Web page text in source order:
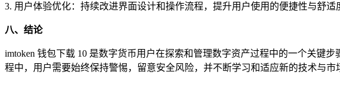
3. 用户体验优化：持续改进界面设计和操作流程，提升用户使用的便捷性与舒适
八、结论
imtoken 钱包下载 10 是数字货币用户在探索和管理数字资产过程中的一个关键
程中，用户需要始终保持警惕，留意安全风险，并不断学习和适应新的技术与